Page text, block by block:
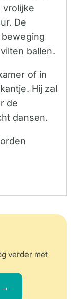
vrolijke
De
ballen.
of in
Hij zal
de
dansen.
verder met
→